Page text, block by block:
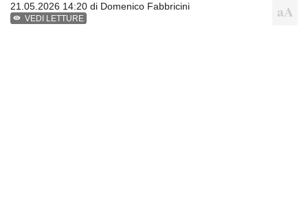
21.05.2026 14:20 di Domenico Fabbricini
VEDI LETTURE